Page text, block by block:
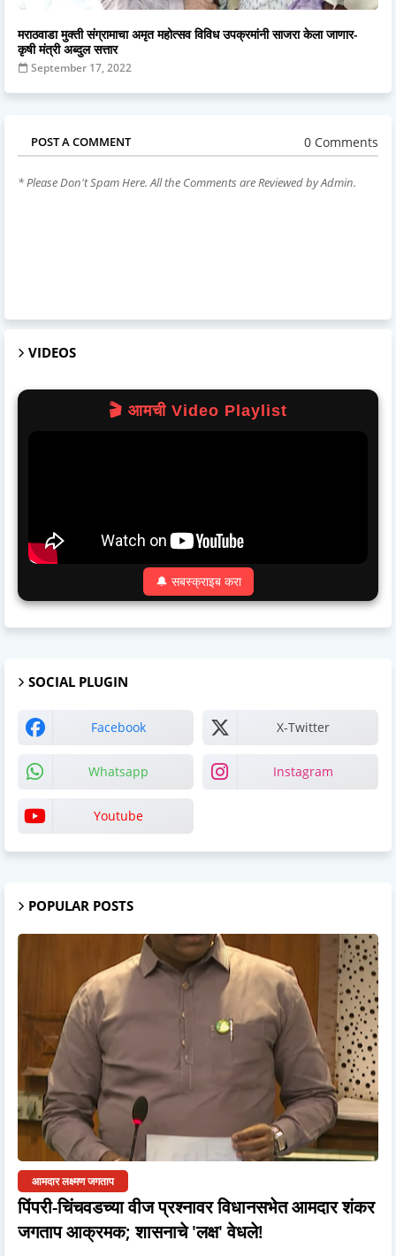
मराठवाडा मुक्ती संग्रामाचा अमृत महोत्सव विविध उपक्रमांनी साजरा केला जाणार-
कृषी मंत्री अब्दुल सत्तार
September 17, 2022
POST A COMMENT 0 Comments
* Please Don't Spam Here. All the Comments are Reviewed by Admin.
VIDEOS
🎬 आमची Video Playlist
🔔 सबस्क्राइब करा
SOCIAL PLUGIN
Facebook X-Twitter
Whatsapp Instagram
Youtube
POPULAR POSTS
आमदार लक्ष्मण जगताप
पिंपरी-चिंचवडच्या वीज प्रश्नावर विधानसभेत आमदार शंकर
जगताप आक्रमक; शासनाचे 'लक्ष' वेधले!